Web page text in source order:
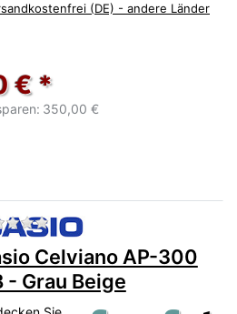
(DE) - andere Länder
€ *
350,00 €
Zu diesem Produkt liegen
Celviano AP-300
- Grau Beige